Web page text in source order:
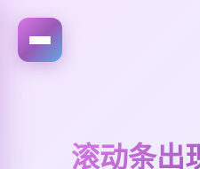
滚动条出